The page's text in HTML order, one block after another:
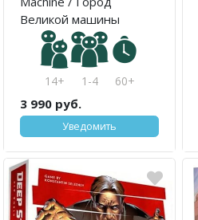
Великой машины
14+ 1-4 60+
3 990 руб.
Уведомить